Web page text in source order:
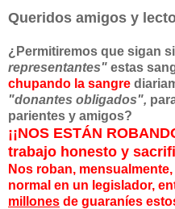
Queridos amigos y
¿Permitiremos que sigan
representantes" estas
chupando la sangre
"donantes obligados",
parientes y amigos?
¡¡NOS ESTÁN
trabajo honesto y
Nos roban,
normal en un legislador,
millones de guaraníes